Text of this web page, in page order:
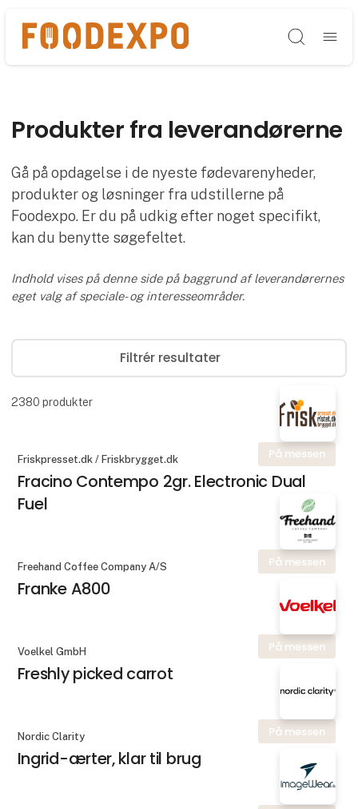
Søg
Produkter fra leverandørerne
Gå på opdagelse i de nyeste fødevarenyheder,
produkter og løsninger fra udstillerne på
Foodexpo. Er du på udkig efter noget specifikt,
kan du benytte søgefeltet.
Indhold vises på denne side på baggrund af leverandørernes
eget valg af speciale- og interesseområder.
Filtrér resultater
2380 produkter
På messen
Friskpresset.dk / Friskbrygget.dk
Fracino Contempo 2gr. Electronic Dual
Fuel
På messen
Freehand Coffee Company A/S
Franke A800
På messen
Voelkel GmbH
Freshly picked carrot
På messen
Nordic Clarity
Ingrid-ærter, klar til brug